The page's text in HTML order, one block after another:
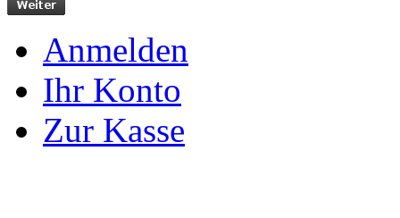
Anmelden
Ihr Konto
Zur Kasse